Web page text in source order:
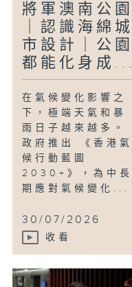
將軍澳南公園
｜認識海綿城
市設計｜公園
都能化身成...
在氣候變化影響之
下，極端天氣和暴
雨日子越來越多。
政府推出 《香港氣
候行動藍圖
2030+》，為中長
期應對氣候變化...
30/07/2026
收看